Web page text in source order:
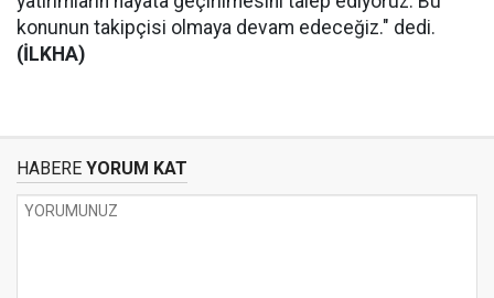
konunun takipçisi olmaya devam edeceğiz." dedi.
(İLKHA)
HABERE YORUM KAT